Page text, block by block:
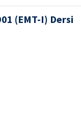
(EMT-I) Dersi